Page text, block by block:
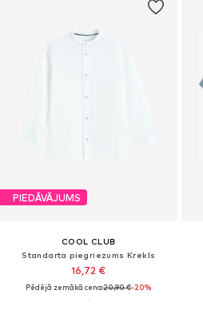
PIEDĀVĀJUMS
COOL CLUB
Standarta piegriezums Krekls
16,72 €
Pēdējā zemākā cena:20,90 €-20%